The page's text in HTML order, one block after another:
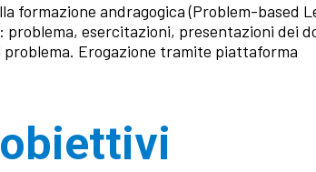
formazione andragogica (Problem-based
esercitazioni, presentazioni dei
Erogazione tramite piattaforma